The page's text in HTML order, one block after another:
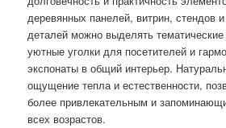
деревянных панелей, витрин, стендов
деталей можно выделять
уютные уголки для посетителей и
экспонаты в общий интерьер.
ощущение тепла и естественности,
более привлекательным и
всех возрастов.